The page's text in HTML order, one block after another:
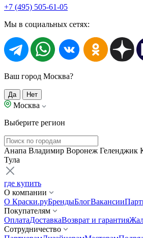
+7 (495) 505-61-05
Мы в социальных сетях:
Ваш город Москва?
Да Нет
Москва
Выберите регион
Анапа Владимир Воронеж Геленджик
Тула
где купить
О компании
О Краски.руБрендыБлогВакансии
Покупателям
ОплатаДоставкаВозврат и гарантия
Сотрудничество